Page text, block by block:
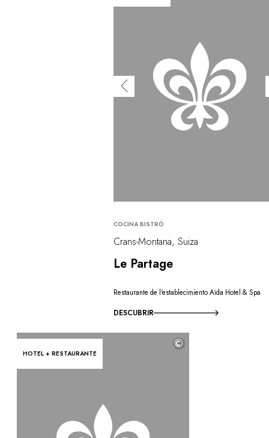
COCINA BISTRÓ
Crans-Montana, Suiza
Le Partage
Restaurante de l'establecimiento Aïda Hotel & Spa
DESCUBRIR
HOTEL + RESTAURANTE
©